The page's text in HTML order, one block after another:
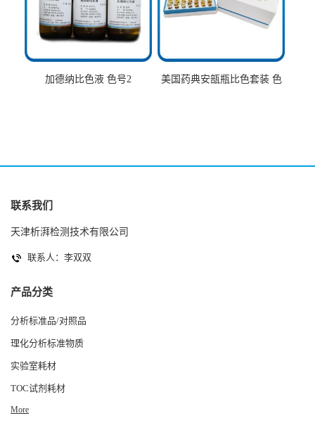
加德纳比色液 色号2
美国药典安瓿瓶比色套装 色
联系我们
天津析湃检测技术有限公司
联系人：李双双
产品分类
分析标准品/对照品
理化分析标准物质
实验室耗材
TOC试剂耗材
More